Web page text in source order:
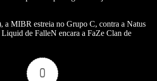
a MIBR estreia no Grupo C, contra a Natus
de FalleN encara a FaZe Clan de
0